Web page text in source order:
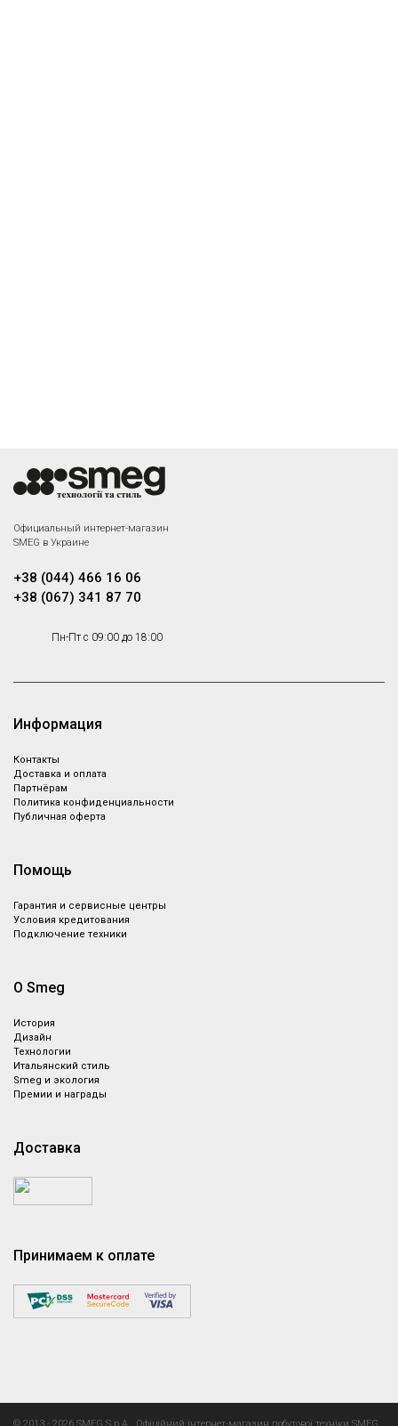
Назад
Официальный интернет-магазин
SMEG в Украине
+38 (044) 466 16 06
+38 (067) 341 87 70
Пн-Пт с 09:00 до 18:00
Информация
Контакты
Доставка и оплата
Партнёрам
Политика конфиденциальности
Публичная оферта
Помощь
Гарантия и сервисные центры
Условия кредитования
Подключение техники
О Smeg
История
Дизайн
Технологии
Итальянский стиль
Smeg и экология
Премии и награды
Доставка
Принимаем к оплате